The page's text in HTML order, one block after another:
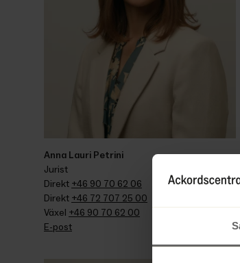
Anna Lauri Petrini
Jurist
Direkt +46 90 70 62 06
Direkt +46 72 707 25 00
Växel +46 90 70 62 00
E-post